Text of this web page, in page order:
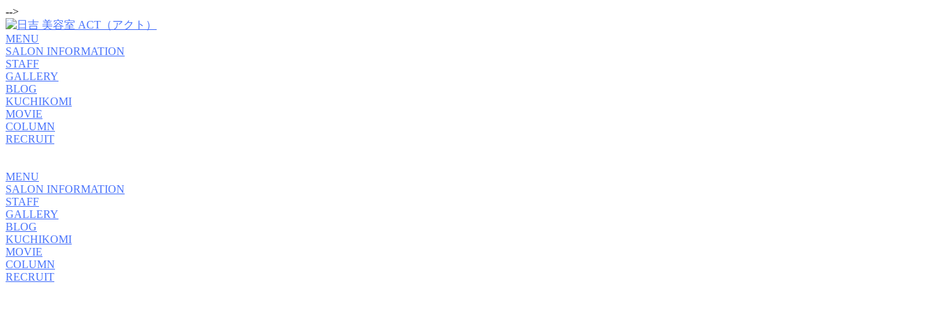
-->
MENU
SALON INFORMATION
STAFF
GALLERY
BLOG
KUCHIKOMI
MOVIE
COLUMN
RECRUIT
MENU
SALON INFORMATION
STAFF
GALLERY
BLOG
KUCHIKOMI
MOVIE
COLUMN
RECRUIT